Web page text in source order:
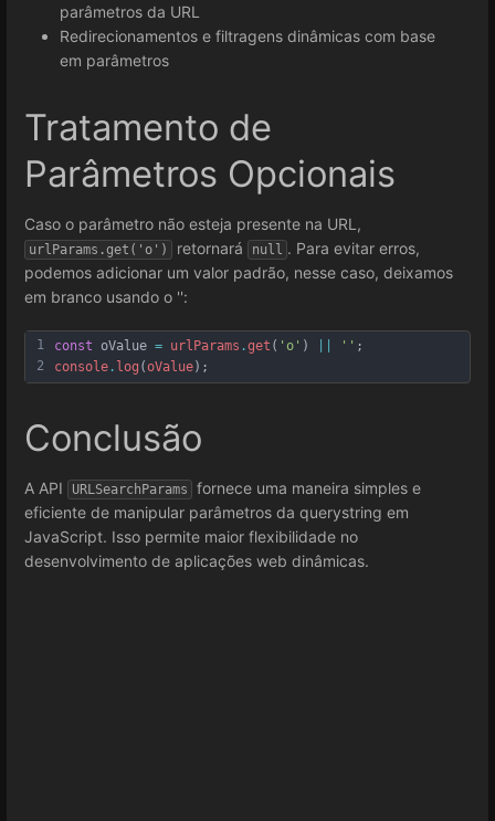
parâmetros da URL
Redirecionamentos e filtragens dinâmicas com base
em parâmetros
Tratamento de
Parâmetros Opcionais
Caso o parâmetro não esteja presente na URL,
urlParams.get('o') retornará null . Para evitar erros,
podemos adicionar um valor padrão, nesse caso, deixamos
em branco usando o '':
1
2
const oValue = urlParams .get ( 'o' ) '' ;
console . log (oValue) ;
Conclusão
A API URLSearchParams
fornece uma maneira simples e
eficiente de manipular parâmetros da querystring em
JavaScript. Isso permite maior flexibilidade no
desenvolvimento de aplicações web dinâmicas.